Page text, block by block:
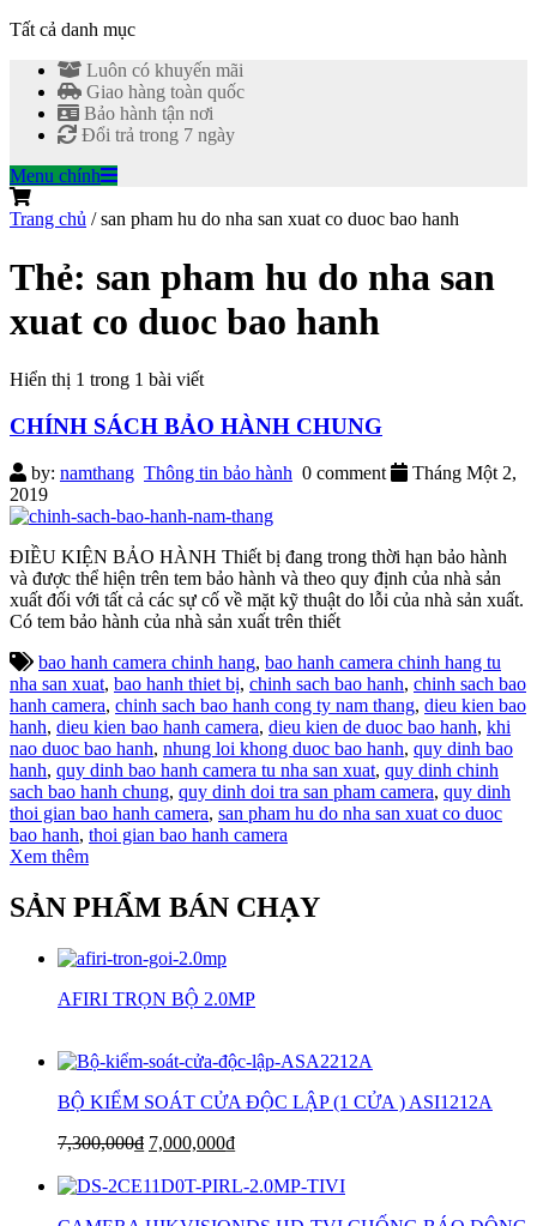
Tất cả danh mục
Luôn có khuyến mãi
Giao hàng toàn quốc
Bảo hành tận nơi
Đổi trả trong 7 ngày
Menu chính
Trang chủ / san pham hu do nha san xuat co duoc bao hanh
Thẻ: san pham hu do nha san
xuat co duoc bao hanh
Hiển thị 1 trong 1 bài viết
CHÍNH SÁCH BẢO HÀNH CHUNG
by: namthang Thông tin bảo hành 0 comment
Tháng Một 2,
2019
ĐIỀU KIỆN BẢO HÀNH Thiết bị đang trong thời hạn bảo hành
và được thể hiện trên tem bảo hành và theo quy định của nhà sản
xuất đối với tất cả các sự cố về mặt kỹ thuật do lỗi của nhà sản xuất.
Có tem bảo hành của nhà sản xuất trên thiết
bao hanh camera chinh hang, bao hanh camera chinh hang tu
nha san xuat, bao hanh thiet bị, chinh sach bao hanh, chinh sach bao
hanh camera, chinh sach bao hanh cong ty nam thang, dieu kien bao
hanh, dieu kien bao hanh camera, dieu kien de duoc bao hanh, khi
nao duoc bao hanh, nhung loi khong duoc bao hanh, quy dinh bao
hanh, quy dinh bao hanh camera tu nha san xuat, quy dinh chinh
sach bao hanh chung, quy dinh doi tra san pham camera, quy dinh
thoi gian bao hanh camera, san pham hu do nha san xuat co duoc
bao hanh, thoi gian bao hanh camera
Xem thêm
SẢN PHẨM BÁN CHẠY
AFIRI TRỌN BỘ 2.0MP
BỘ KIỂM SOÁT CỬA ĐỘC LẬP (1 CỬA ) ASI1212A
7,300,000₫ 7,000,000₫